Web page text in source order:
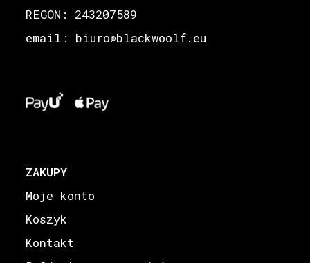
REGON: 243207589
email: biuro@blackwoolf.eu
ZAKUPY
Moje konto
Koszyk
Kontakt